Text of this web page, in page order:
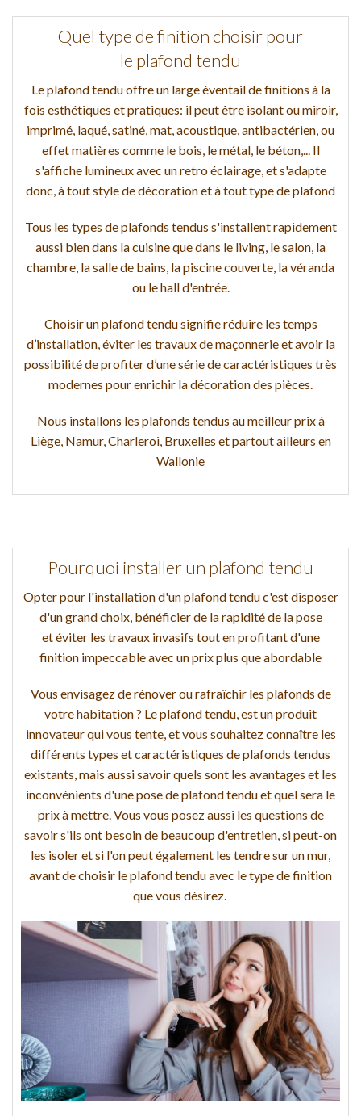
Quel type de finition choisir pour
le plafond tendu
Le plafond tendu offre un large éventail de finitions à la
fois esthétiques et pratiques: il peut être isolant ou miroir,
imprimé, laqué, satiné, mat, acoustique, antibactérien, ou
effet matières comme le bois, le métal, le béton,... Il
s'affiche lumineux avec un retro éclairage, et s'adapte
donc, à tout style de décoration et à tout type de plafond
Tous les types de plafonds tendus s'installent rapidement
aussi bien dans la cuisine que dans le living, le salon, la
chambre, la salle de bains, la piscine couverte, la véranda
ou le hall d'entrée.
Choisir un plafond tendu signifie réduire les temps
d’installation, éviter les travaux de maçonnerie et avoir la
possibilité de profiter d’une série de caractéristiques très
modernes pour enrichir la décoration des pièces.
Nous installons les plafonds tendus au meilleur prix à
Liège, Namur, Charleroi, Bruxelles et partout ailleurs en
Wallonie
Pourquoi installer un plafond tendu
Opter pour l'installation d'un plafond tendu c'est disposer
d'un grand choix, bénéficier de la rapidité de la pose
et éviter les travaux invasifs tout en profitant d'une
finition impeccable avec un prix plus que abordable
Vous envisagez de rénover ou rafraîchir les plafonds de
votre habitation ? Le plafond tendu, est un produit
innovateur qui vous tente, et vous souhaitez connaître les
différents types et caractéristiques de plafonds tendus
existants, mais aussi savoir quels sont les avantages et les
inconvénients d'une pose de plafond tendu et quel sera le
prix à mettre. Vous vous posez aussi les questions de
savoir s'ils ont besoin de beaucoup d'entretien, si peut-on
les isoler et si l'on peut également les tendre sur un mur,
avant de choisir le plafond tendu avec le type de finition
que vous désirez.